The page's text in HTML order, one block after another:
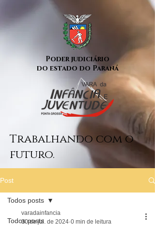
Poder judiciário
do estado do Paraná
Trabalhando com o
futuro.
Post
Todos posts
Todos posts
varadainfancia
30 de jul. de 2024 0 min de leitura